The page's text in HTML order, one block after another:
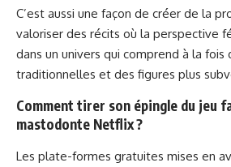
C’est aussi une façon de créer de la
valoriser des récits où la perspective
dans un univers qui comprend à la fois
traditionnelles et des figures plus
Comment tirer son épingle du jeu
mastodonte Netflix ?
Les plate-formes gratuites mises en